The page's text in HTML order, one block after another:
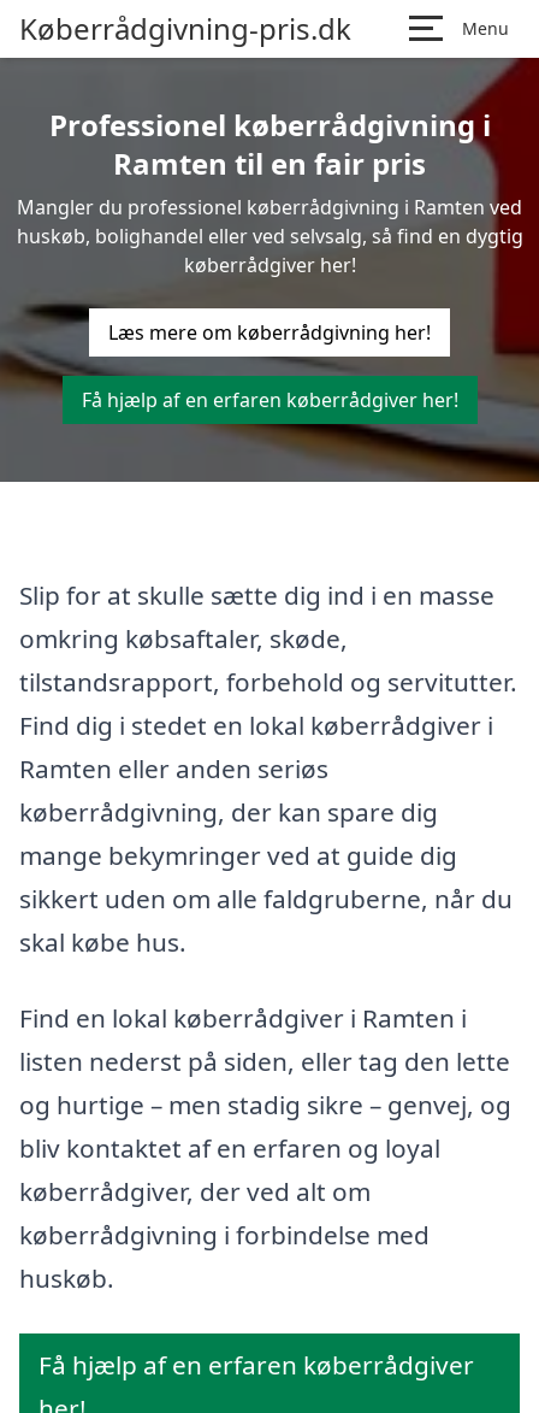
Køberrådgivning-pris.dk Menu
Professionel køberrådgivning i
Ramten til en fair pris
Mangler du professionel køberrådgivning i Ramten ved
huskøb, bolighandel eller ved selvsalg, så find en dygtig
køberrådgiver her!
Læs mere om køberrådgivning her!
Få hjælp af en erfaren køberrådgiver her!
Slip for at skulle sætte dig ind i en masse
omkring købsaftaler, skøde,
tilstandsrapport, forbehold og servitutter.
Find dig i stedet en lokal køberrådgiver i
Ramten eller anden seriøs
køberrådgivning, der kan spare dig
mange bekymringer ved at guide dig
sikkert uden om alle faldgruberne, når du
skal købe hus.
Find en lokal køberrådgiver i Ramten i
listen nederst på siden, eller tag den lette
og hurtige – men stadig sikre – genvej, og
bliv kontaktet af en erfaren og loyal
køberrådgiver, der ved alt om
køberrådgivning i forbindelse med
huskøb.
Få hjælp af en erfaren køberrådgiver